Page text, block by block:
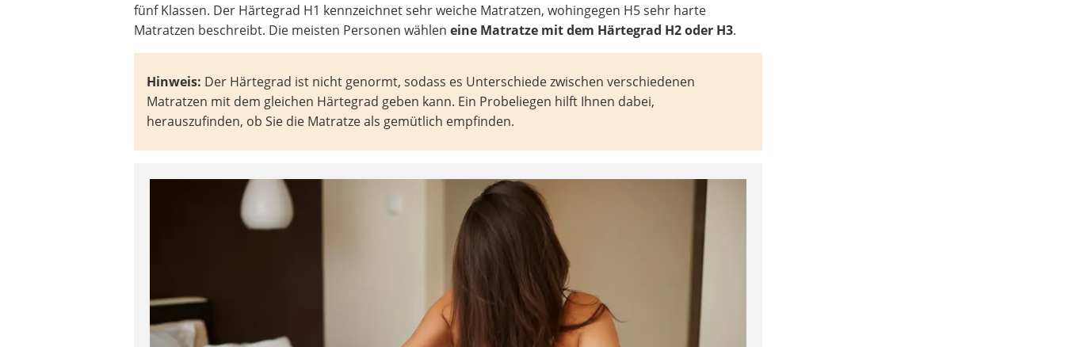
fünf Klassen. Der Härtegrad H1 kennzeichnet sehr weiche Matratzen, wohingegen H5 sehr harte
Matratzen beschreibt. Die meisten Personen wähleneine Matratze mit dem Härtegrad H2 oder H3.
Hinweis: Der Härtegrad ist nicht genormt, sodass es Unterschiede zwischen verschiedenen
Matratzen mit dem gleichen Härtegrad geben kann. Ein Probeliegen hilft Ihnen dabei,
herauszufinden, ob Sie die Matratze als gemütlich empfinden.